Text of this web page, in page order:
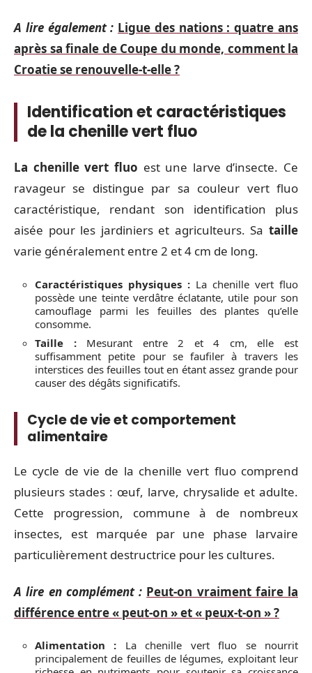
A lire également : Ligue des nations : quatre ans
après sa finale de Coupe du monde, comment la
Croatie se renouvelle-t-elle ?
Identification et caractéristiques
de la chenille vert fluo
La chenille vert fluo est une larve d’insecte. Ce
ravageur se distingue par sa couleur vert fluo
caractéristique, rendant son identification plus
aisée pour les jardiniers et agriculteurs. Sa taille
varie généralement entre 2 et 4 cm de long.
Caractéristiques physiques : La chenille vert fluo
possède une teinte verdâtre éclatante, utile pour son
camouflage parmi les feuilles des plantes qu’elle
consomme.
Taille :Mesurant entre 2 et 4 cm, elle est
suffisamment petite pour se faufiler à travers les
interstices des feuilles tout en étant assez grande pour
causer des dégâts significatifs.
Cycle de vie et comportement
alimentaire
Le cycle de vie de la chenille vert fluo comprend
plusieurs stades : œuf, larve, chrysalide et adulte.
Cette progression, commune à de nombreux
insectes, est marquée par une phase larvaire
particulièrement destructrice pour les cultures.
A lire en complément : Peut-on vraiment faire la
différence entre « peut-on » et « peux-t-on » ?
Alimentation : La chenille vert fluo se nourrit
principalement de feuilles de légumes, exploitant leur